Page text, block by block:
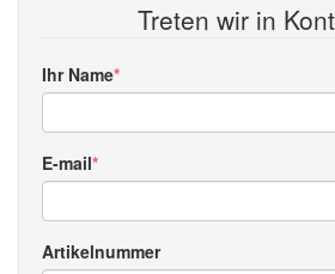
Treten wir in
Ihr Name
E-mail
Artikelnummer